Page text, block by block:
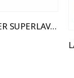
VENIER SUPERLAVABLE LATEX INTERIOR